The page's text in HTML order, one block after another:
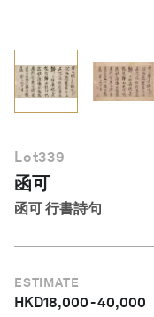
Lot339
函可
函可 行書詩句
ESTIMATE
HKD18,000-40,000